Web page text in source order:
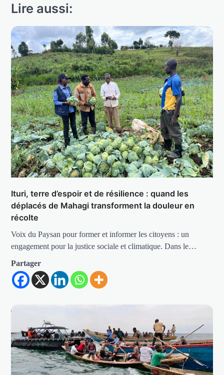
Lire aussi:
Ituri, terre d’espoir et de résilience : quand les
déplacés de Mahagi transforment la douleur en
récolte
Voix du Paysan pour former et informer les citoyens : un
engagement pour la justice sociale et climatique. Dans le…
Partager